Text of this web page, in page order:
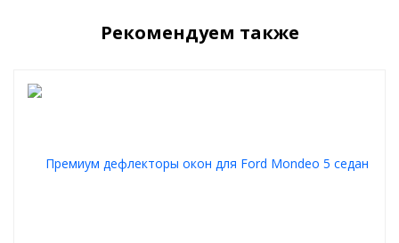
Купить дефлекторы окон Ford Mondeo 2015+можно прямо
Рекомендуем также